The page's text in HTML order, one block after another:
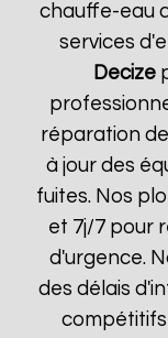
chauffe-eau
services
Decize
réparation
à jour des
fuites. Nos
et 7j/7 pour
d'urgence.
des délais